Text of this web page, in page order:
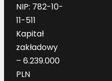
NIP: 782-10-
11-511
Kapitał
zakładowy
– 6.239.000
PLN